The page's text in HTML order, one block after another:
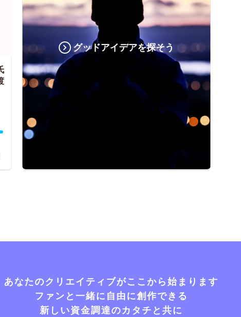
グッドアイデアを探そう
あなたのクリエイティブがここから始まります
ファンと一緒に自由に創作できる
新しい資金調達のカタチと共に